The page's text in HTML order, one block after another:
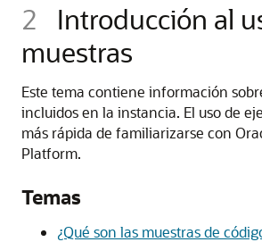
2
Introducción al
muestras
Este tema contiene información
incluidos en la instancia. El uso de
más rápida de familiarizarse con
Platform.
Temas
¿Qué son las muestras de